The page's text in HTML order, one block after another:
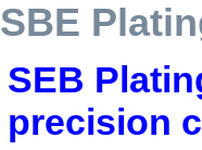
SBE
SEB
precision